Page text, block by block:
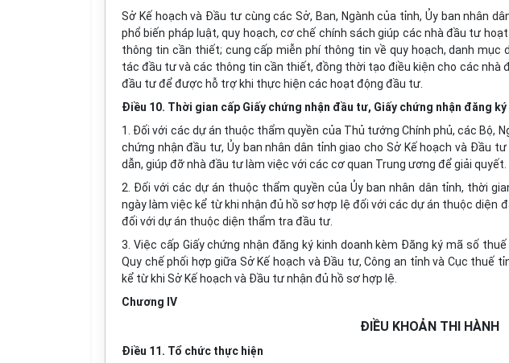
Sở Kế hoạch và Đầu tư cùng các Sở, Ban, Ngành của tỉnh, Ủy ban nhân
phổ biến pháp luật, quy hoạch, cơ chế chính sách giúp các nhà đầu tư
thông tin cần thiết; cung cấp miễn phí thông tin về quy hoạch, danh mục
tác đầu tư và các thông tin cần thiết, đồng thời tạo điều kiện cho các nhà
đầu tư để được hỗ trợ khi thực hiện các hoạt động đầu tư.
Điều 10. Thời gian cấp Giấy chứng nhận đầu tư, Giấy chứng nhận đăng
1. Đối với các dự án thuộc thẩm quyền của Thủ tướng Chính phủ, các Bộ,
chứng nhận đầu tư, Ủy ban nhân dân tỉnh giao cho Sở Kế hoạch và Đầu
dẫn, giúp đỡ nhà đầu tư làm việc với các cơ quan Trung ương để giải quyết.
2. Đối với các dự án thuộc thẩm quyền của Ủy ban nhân dân tỉnh, thời
ngày làm việc kể từ khi nhận đủ hồ sơ hợp lệ đối với các dự án thuộc diện
đối với dự án thuộc diện thẩm tra đầu tư.
3. Việc cấp Giấy chứng nhận đăng ký kinh doanh kèm Đăng ký mã số
Quy chế phối hợp giữa Sở Kế hoạch và Đầu tư, Công an tỉnh và Cục thuế
kể từ khi Sở Kế hoạch và Đầu tư nhận đủ hồ sơ hợp lệ.
Chương IV
ĐIỀU KHOẢN THI HÀNH
Điều 11. Tổ chức thực hiện